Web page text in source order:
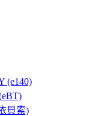
(e140)
貝索)